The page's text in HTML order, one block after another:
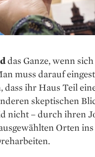
das Ganze, wenn
muss darauf
dass ihr Haus Teil
skeptischen
nicht – durch ihren
Orten